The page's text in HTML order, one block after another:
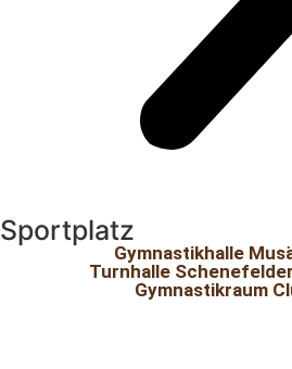
Sportplatz
Gymnastikhalle
Turnhalle
Gymnastikraum